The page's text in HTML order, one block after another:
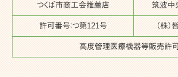
つくば市商工会推薦店 筑波中
許可番号：つ第121号 （株
高度管理医療機器等販売許